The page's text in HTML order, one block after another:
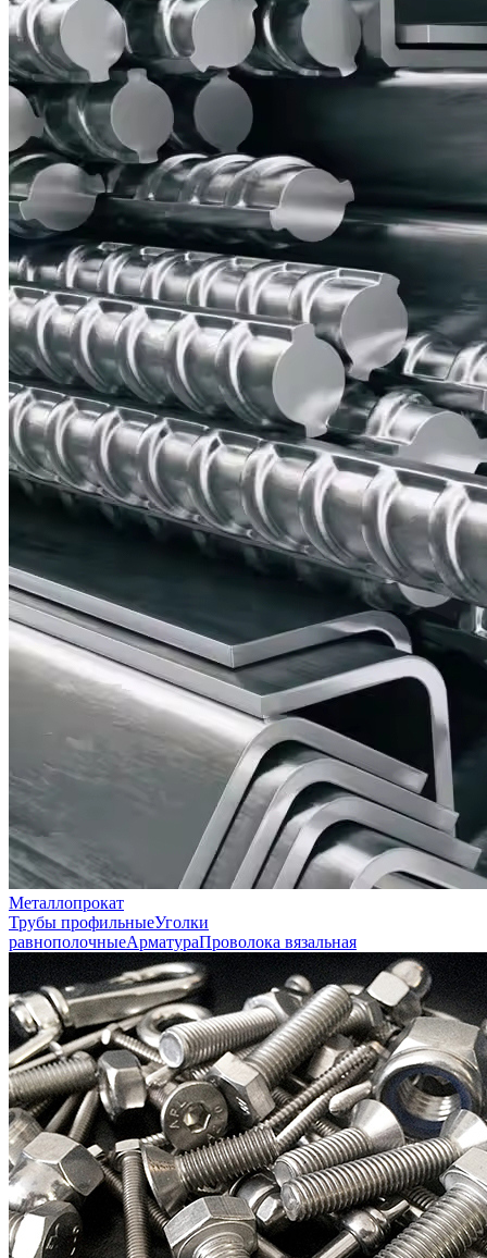
Металлопрокат
Трубы профильныеУголки
равнополочныеАрматураПроволока вязальная